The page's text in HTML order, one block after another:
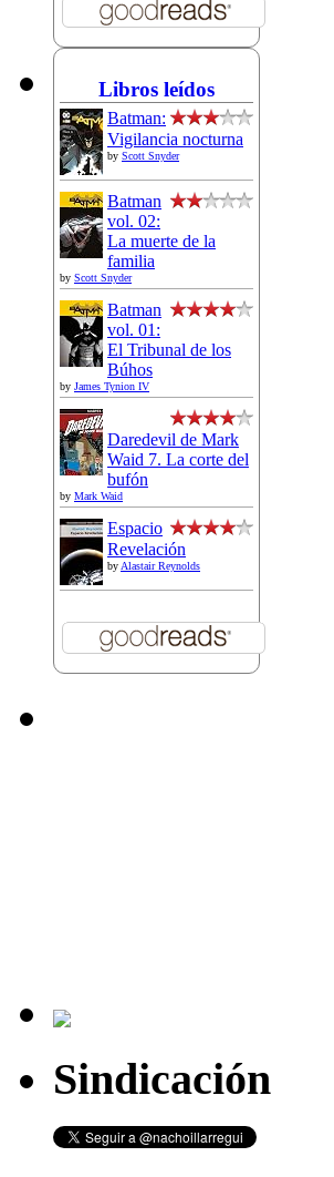
Libros leídos
Batman:
Vigilancia nocturna
by Scott Snyder
Batman
vol. 02:
La muerte de la
familia
by Scott Snyder
Batman
vol. 01:
El Tribunal de los
Búhos
by James Tynion IV
Daredevil de Mark
Waid 7. La corte del
bufón
by Mark Waid
Espacio
Revelación
byAlastair Reynolds
Sindicación